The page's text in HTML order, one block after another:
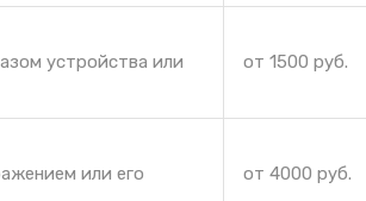
устройства или
от 1500 руб.
или его
от 4000 руб.